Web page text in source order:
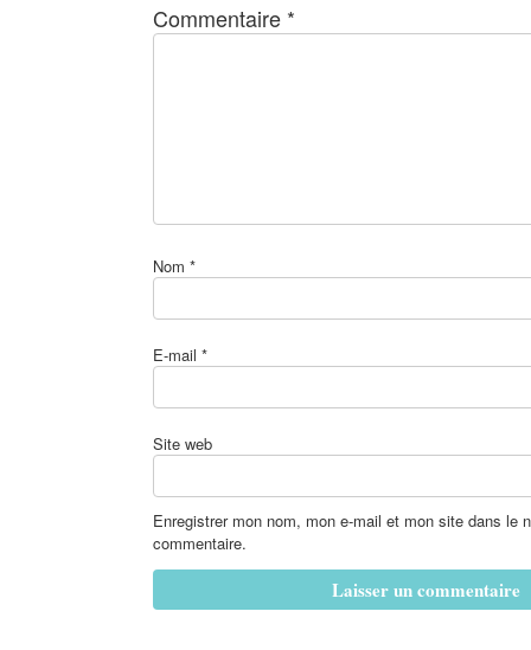
Commentaire *
Nom *
E-mail *
Site web
Enregistrer mon nom, mon e-mail et mon site dans le
commentaire.